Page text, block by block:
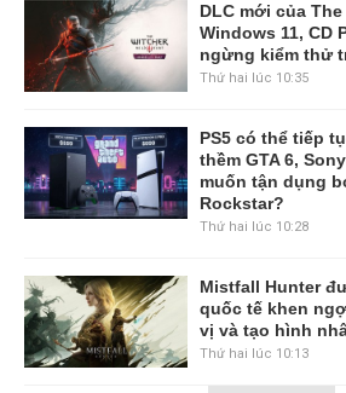
DLC mới của
Windows 11, CD
ngừng kiểm thử
Thứ hai lúc 10:35
PS5 có thể tiếp
thềm GTA 6,
muốn tận dụng
Rockstar?
Thứ hai lúc 10:28
Mistfall Hunter
quốc tế khen
vị và tạo hình
Thứ hai lúc 10:13